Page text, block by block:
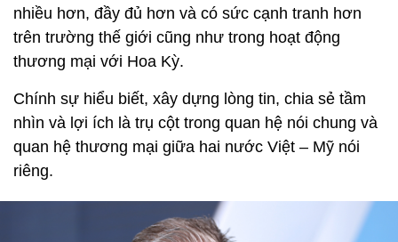
nhiều hơn, đầy đủ hơn và có sức cạnh tranh hơn
trên trường thế giới cũng như trong hoạt động
thương mại với Hoa Kỳ.
Chính sự hiểu biết, xây dựng lòng tin, chia sẻ tầm
nhìn và lợi ích là trụ cột trong quan hệ nói chung và
quan hệ thương mại giữa hai nước Việt – Mỹ nói
riêng.